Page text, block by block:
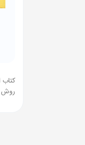
کتاب
روش